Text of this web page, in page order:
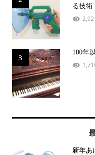
る技術
3
100年
新年あ